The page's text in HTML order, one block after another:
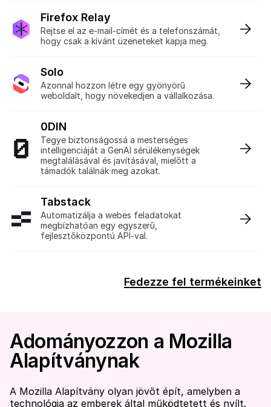
Firefox Relay
Rejtse el az e-mail-címét és a telefonszámát,
hogy csak a kívánt üzeneteket kapja meg.
Solo
Azonnal hozzon létre egy gyönyörű
weboldalt, hogy növekedjen a vállalkozása.
0DIN
Tegye biztonságossá a mesterséges
intelligenciáját a GenAI sérülékenységek
megtalálásával és javításával, mielőtt a
támadók találnák meg azokat.
Tabstack
Automatizálja a webes feladatokat
megbízhatóan egy egyszerű,
fejlesztőközpontú API-val.
Fedezze fel termékeinket
Adományozzon a Mozilla
Alapítványnak
A Mozilla Alapítvány olyan jövőt épít, amelyben a
technológia az emberek által működtetett és nyílt.